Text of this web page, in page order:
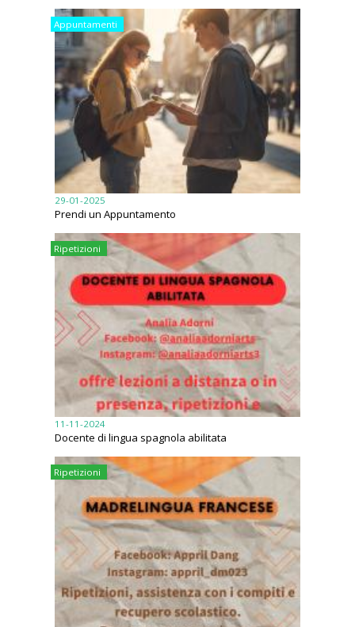
Appuntamenti
29-01-2025
Prendi un Appuntamento
Ripetizioni
11-11-2024
Docente di lingua spagnola abilitata
Ripetizioni